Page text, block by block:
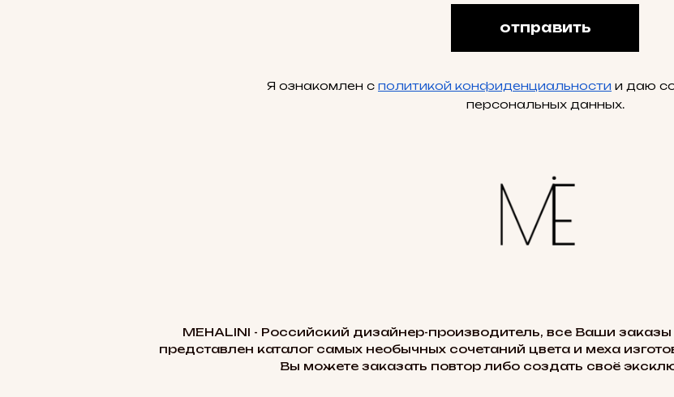
отправить
Я ознакомлен с политикой конфиденциальности и даю
персональных данных.
MEHALINI - Российский дизайнер-производитель, все Ваши
представлен каталог самых необычных сочетаний цвета и меха
Вы можете заказать повтор либо создать своё